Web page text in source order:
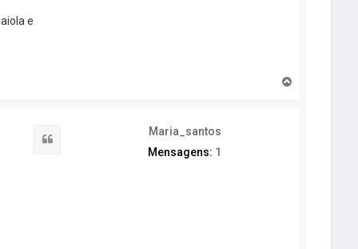
e
Maria_santos
Mensagens: 1